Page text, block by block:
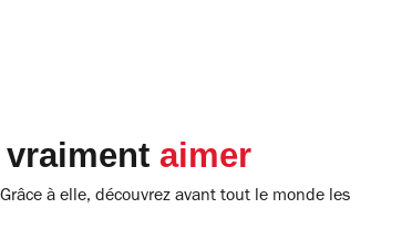
aimer
à elle, découvrez avant tout le monde les